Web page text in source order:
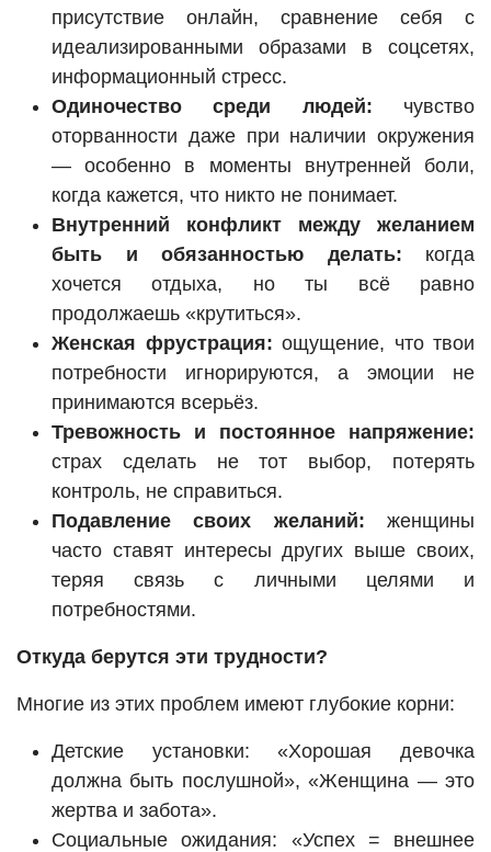
присутствие онлайн, сравнение себя с
идеализированными образами в соцсетях,
информационный стресс.
Одиночество среди людей: чувство
оторванности даже при наличии окружения
— особенно в моменты внутренней боли,
когда кажется, что никто не понимает.
Внутренний конфликт между желанием
быть и обязанностью делать: когда
хочется отдыха, но ты всё равно
продолжаешь «крутиться».
Женская фрустрация: ощущение, что твои
потребности игнорируются, а эмоции не
принимаются всерьёз.
Тревожность и постоянное напряжение:
страх сделать не тот выбор, потерять
контроль, не справиться.
Подавление своих желаний: женщины
часто ставят интересы других выше своих,
теряя связь с личными целями и
потребностями.
Откуда берутся эти трудности?
Многие из этих проблем имеют глубокие корни:
Детские установки: «Хорошая девочка
должна быть послушной», «Женщина — это
жертва и забота».
Социальные ожидания: «Успех = внешнее